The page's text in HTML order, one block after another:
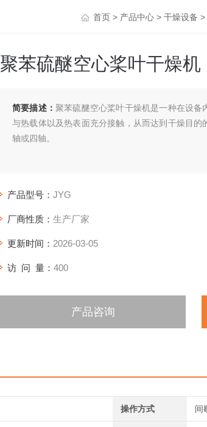
首页 > 产品中心 > 干燥设备 >
聚苯硫醚空心桨叶干燥机
简要描述： 聚苯硫醚空心桨叶干燥机是一种在设备
与热载体以及热表面充分接触，从而达到干燥目
轴或四轴。
产品型号： JYG
厂商性质： 生产厂家
更新时间： 2026-03-05
访 问 量： 400
产品咨询
操作方式 间